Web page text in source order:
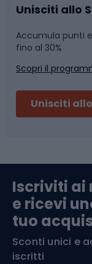
Caschi da
Skitouring
Nuoto
Pattinaggio
Componenti
Arrampicata
Medicina
Unisciti allo
Accumula punti
fino al 30%
Scopri il
Unisciti
Iscriviti ai
e ricevi
tuo
Sconti unici e
iscritti